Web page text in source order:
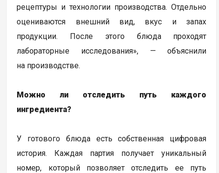
рецептуры и технологии производства. Отдельно
оцениваются внешний вид, вкус и запах
продукции. После этого блюда проходят
лабораторные исследования», — объяснили
на производстве.
Можно ли отследить путь каждого
ингредиента?
У готового блюда есть собственная цифровая
история. Каждая партия получает уникальный
номер, который позволяет отследить ее путь